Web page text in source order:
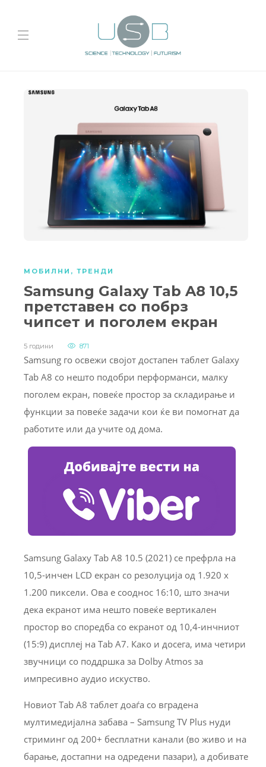
МОБИЛНИ , ТРЕНДИ
Samsung Galaxy Tab A8 10,5
претставен со побрз
чипсет и поголем екран
5 години 871
Samsung го освежи својот достапен таблет Galaxy
Tab A8 со нешто подобри перформанси, малку
поголем екран, повеќе простор за складирање и
функции за повеќе задачи кои ќе ви помогнат да
работите или да учите од дома.
Samsung Galaxy Tab A8 10.5 (2021) се префрла на
10,5-инчен LCD екран со резолуција од 1.920 x
1.200 пиксели. Ова е сооднос 16:10, што значи
дека екранот има нешто повеќе вертикален
простор во споредба со екранот од 10,4-инчниот
(15:9) дисплеј на Tab A7. Како и досега, има четири
звучници со поддршка за Dolby Atmos за
импресивно аудио искуство.
Новиот Tab A8 таблет доаѓа со вградена
мултимедијална забава – Samsung TV Plus нуди
стриминг од 200+ бесплатни канали (во живо и на
барање, достапни на одредени пазари), а добивате